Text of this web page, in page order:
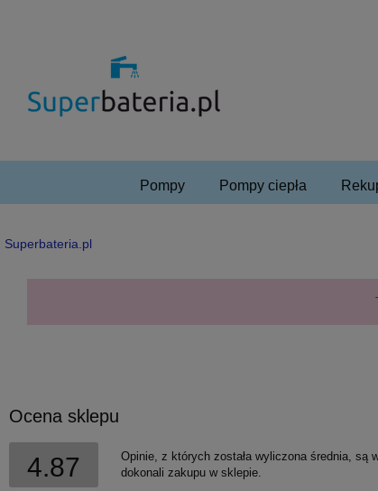
Pompy Pompy ciepła
Superbateria.pl
Ocena sklepu
4.87
Opinie, z których została wyliczona średnia, są
dokonali zakupu w sklepie.